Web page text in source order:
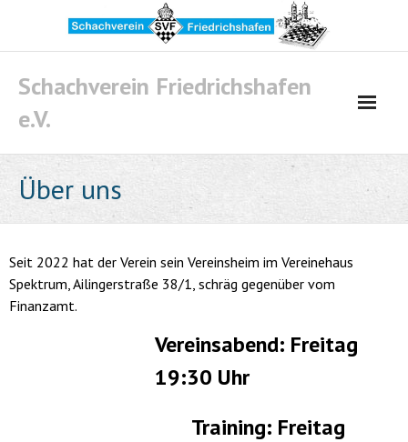
content
Schachverein Friedrichshafen
e.V.
Über uns
Seit 2022 hat der Verein sein Vereinsheim im Vereinehaus
Spektrum, Ailingerstraße 38/1, schräg gegenüber vom
Finanzamt.
Vereinsabend: Freitag
19:30 Uhr
Training: Freitag